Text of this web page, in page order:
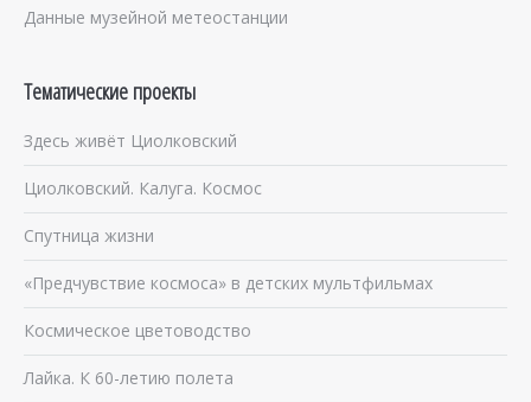
Данные музейной метеостанции
Тематические проекты
Здесь живёт Циолковский
Циолковский. Калуга. Космос
Спутница жизни
«Предчувствие космоса» в детских мультфильмах
Космическое цветоводство
Лайка. К 60-летию полета